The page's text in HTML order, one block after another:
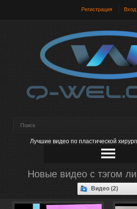
Регистрация Вход
Лучшие видео по пластической
Новые видео с тэгом
Видео (2)